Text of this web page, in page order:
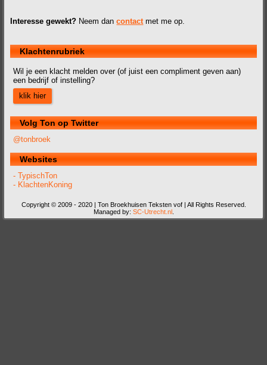
Interesse gewekt? Neem dancontact met me op.
Klachtenrubriek
Wil je een klacht melden over (of juist een compliment geven aan)
een bedrijf of instelling?
klik hier
Volg Ton op Twitter
@tonbroek
Websites
- TypischTon
- KlachtenKoning
Copyright © 2009 - 2020 | Ton Broekhuisen Teksten vof | All Rights Reserved.
Managed by: SC-Utrecht.nl .